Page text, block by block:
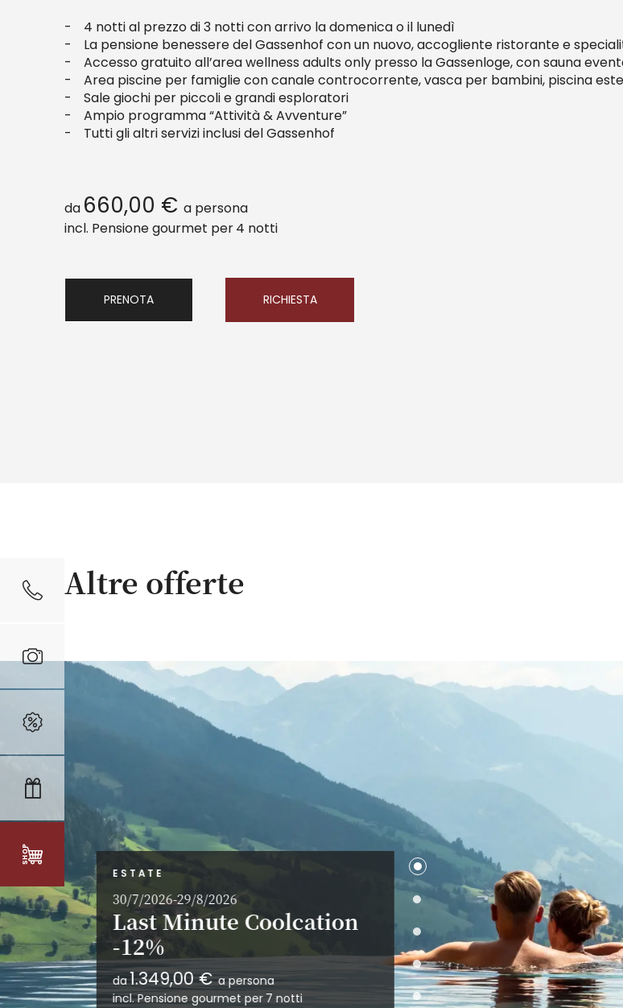
4 notti al prezzo di 3 notti con arrivo la domenica o il lunedì
La pensione benessere del Gassenhof con un nuovo, accogliente ristorante e
Accesso gratuito all’area wellness adults only presso la Gassenloge, con sauna
Area piscine per famiglie con canale controcorrente, vasca per bambini, piscina
Sale giochi per piccoli e grandi esploratori
Ampio programma “Attività & Avventure”
Tutti gli altri servizi inclusi del Gassenhof
da 660,00 € a persona
incl. Pensione gourmet per4 notti
PRENOTA RICHIESTA
Altre offerte
ESTATE
30/7/2026-29/8/2026
Last Minute Coolcation
-12%
da1.349,00 €a persona
incl. Pensione gourmet per7 notti